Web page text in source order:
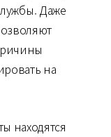
Даже
на
находятся